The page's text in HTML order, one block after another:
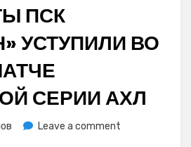
ПСК
УСТУПИЛИ ВО
СЕРИИ АХЛ
Leave a comment